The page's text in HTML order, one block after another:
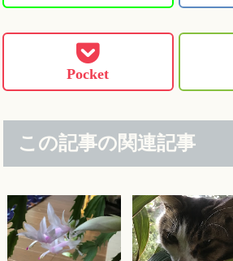
Pocket
この記事の関連記事